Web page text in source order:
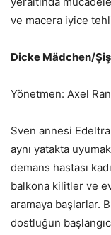
ve macera iyice
Dicke Mädchen/
Yönetmen: Axel
Sven annesi
aynı yatakta
demans hastası
balkona kilitler ve
aramaya başlarlar.
dostluğun